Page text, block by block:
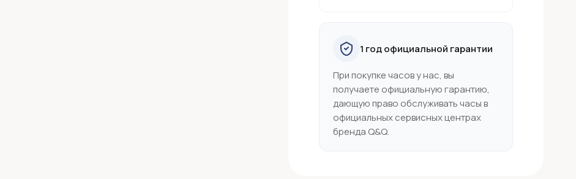
1 год официальной гарантии
При покупке часов у нас, вы
получаете официальную гарантию,
дающую право обслуживать часы в
официальных сервисных центрах
бренда Q&Q.